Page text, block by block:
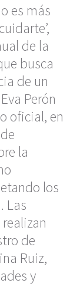
es más
de la
busca
de un
Perón
oficial, en
la
los
Las
de
Ruiz,
y